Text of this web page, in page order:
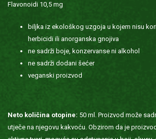
Flavonoidi 10,5 mg
biljka iz ekološkog uzgoja u kojem nisu
herbicidi ili anorganska gnojiva
ne sadrži boje, konzervanse ni alkohol
ne sadrži dodani šećer
veganski proizvod
Neto količina otopine: 50 ml. Proizvod može
utječe na njegovu kakvoću. Obzirom da je